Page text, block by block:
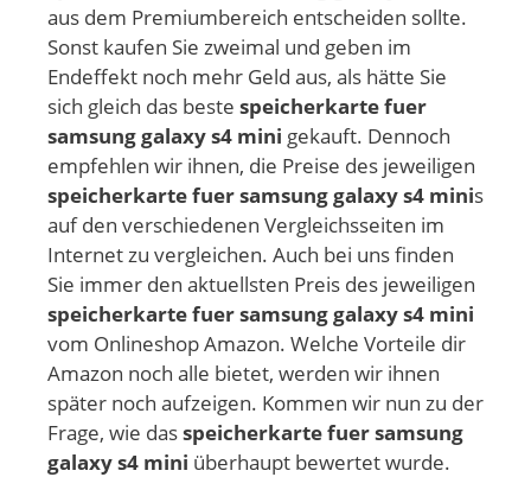
aus dem Premiumbereich entscheiden sollte.
Sonst kaufen Sie zweimal und geben im
Endeffekt noch mehr Geld aus, als hätte Sie
sich gleich das beste speicherkarte fuer
samsung galaxy s4 mini gekauft. Dennoch
empfehlen wir ihnen, die Preise des jeweiligen
speicherkarte fuer samsung galaxy s4 minis
auf den verschiedenen Vergleichsseiten im
Internet zu vergleichen. Auch bei uns finden
Sie immer den aktuellsten Preis des jeweiligen
speicherkarte fuer samsung galaxy s4 mini
vom Onlineshop Amazon. Welche Vorteile dir
Amazon noch alle bietet, werden wir ihnen
später noch aufzeigen. Kommen wir nun zu der
Frage, wie dasspeicherkarte fuer samsung
galaxy s4 mini überhaupt bewertet wurde.